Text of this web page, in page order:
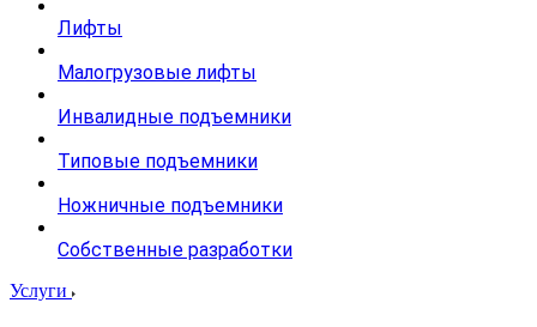
Лифты
Малогрузовые лифты
Инвалидные подъемники
Типовые подъемники
Ножничные подъемники
Собственные разработки
Услуги